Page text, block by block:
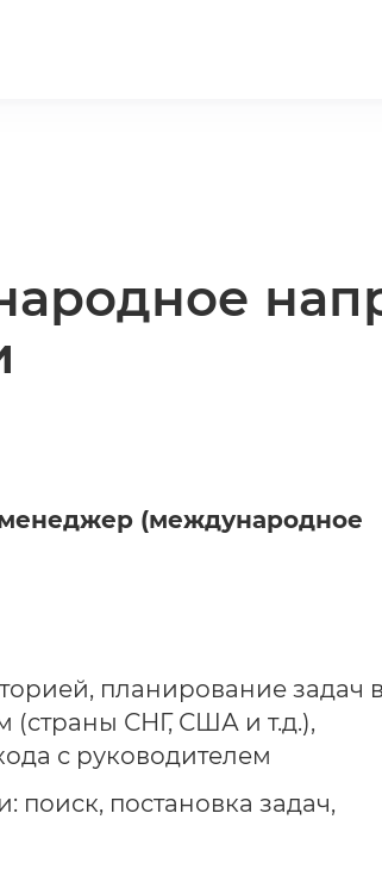
(международное
планирование задач
СНГ, США и т.д.),
с руководителем
поиск, постановка задач,